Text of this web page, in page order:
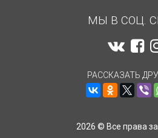
МЫ В СОЦ.
РАССКАЗАТЬ
2026 © Все права